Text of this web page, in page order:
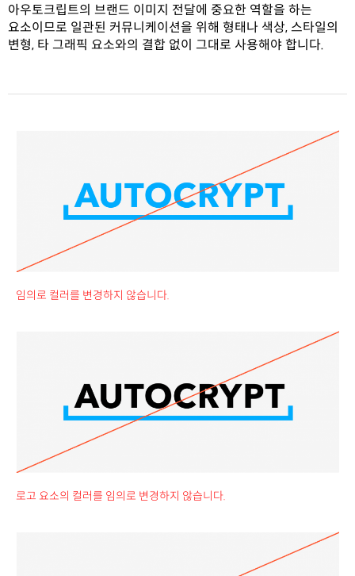
아우토크립트의 브랜드 이미지 전달에 중요한 역할을 하는
요소이므로 일관된 커뮤니케이션을 위해 형태나 색상, 스타일의
변형, 타 그래픽 요소와의 결합 없이 그대로 사용해야 합니다.
임의로 컬러를 변경하지 않습니다.
로고 요소의 컬러를 임의로 변경하지 않습니다.